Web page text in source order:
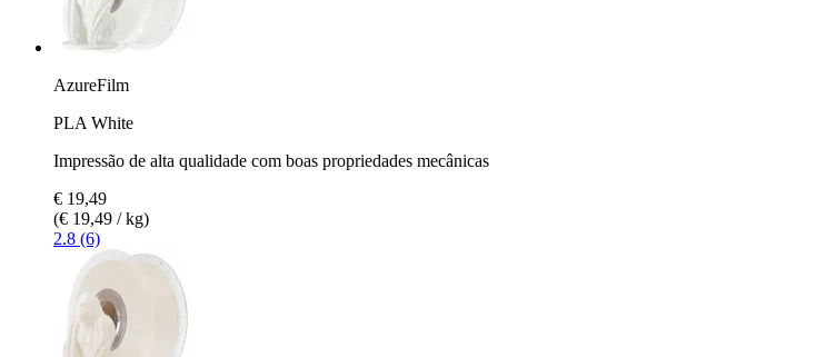
AzureFilm
PLA White
Impressão de alta qualidade com boas propriedades mecânicas
€ 19,49
(€ 19,49 / kg)
2.8 (6)